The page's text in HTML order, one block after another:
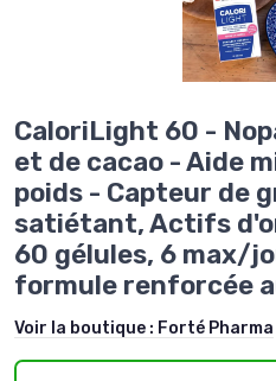
CaloriLight 60 -
et de cacao - Aide
poids - Capteur de
satiétant, Actifs
60 gélules, 6 max/
formule renforcée
Voir la boutique : Forté Pharma